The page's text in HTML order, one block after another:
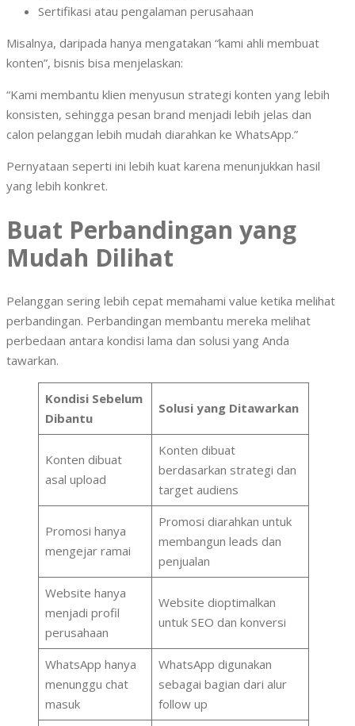
Sertifikasi atau pengalaman perusahaan
Misalnya, daripada hanya mengatakan “kami ahli membuat
konten”, bisnis bisa menjelaskan:
“Kami membantu klien menyusun strategi konten yang lebih
konsisten, sehingga pesan brand menjadi lebih jelas dan
calon pelanggan lebih mudah diarahkan ke WhatsApp.”
Pernyataan seperti ini lebih kuat karena menunjukkan hasil
yang lebih konkret.
Buat Perbandingan yang
Mudah Dilihat
Pelanggan sering lebih cepat memahami value ketika melihat
perbandingan. Perbandingan membantu mereka melihat
perbedaan antara kondisi lama dan solusi yang Anda
tawarkan.
Kondisi Sebelum
Dibantu
Solusi yang Ditawarkan
Konten dibuat
asal upload
Konten dibuat
berdasarkan strategi dan
target audiens
Promosi hanya
mengejar ramai
Promosi diarahkan untuk
membangun leads dan
penjualan
Website hanya
menjadi profil
perusahaan
Website dioptimalkan
untuk SEO dan konversi
WhatsApp hanya
menunggu chat
masuk
WhatsApp digunakan
sebagai bagian dari alur
follow up